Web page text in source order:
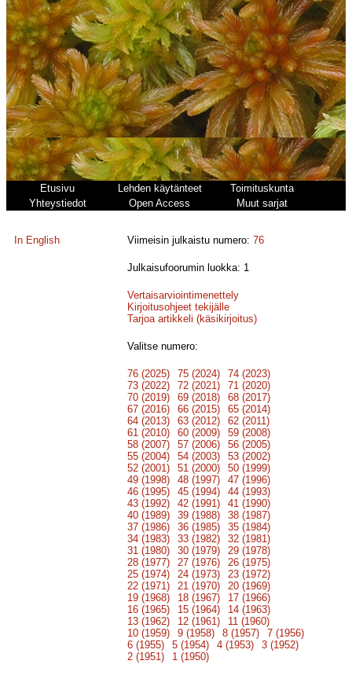
Etusivu Lehden käytänteet
Toimituskunta
Yhteystiedot
Open Access Muut sarjat
In English Viimeisin julkaistu numero:76
Julkaisufoorumin luokka: 1
Vertaisarviointimenettely
Kirjoitusohjeet tekijälle
Tarjoa artikkeli (käsikirjoitus)
Valitse numero:
76 (2025) 75 (2024)
74 (2023)
73 (2022)
72 (2021)
71 (2020)
70 (2019)
69 (2018)
68 (2017)
67 (2016)
66 (2015)
65 (2014)
64 (2013)
63 (2012)
62 (2011)
61 (2010)
60 (2009)
59 (2008)
58 (2007)
57 (2006)
56 (2005)
55 (2004)
54 (2003)
53 (2002)
52 (2001)
51 (2000)
50 (1999)
49 (1998)
48 (1997)
47 (1996)
46 (1995)
45 (1994)
44 (1993)
43 (1992)
42 (1991)
41 (1990)
40 (1989)
39 (1988)
38 (1987)
37 (1986)
36 (1985)
35 (1984)
34 (1983)
33 (1982)
32 (1981)
31 (1980)
30 (1979)
29 (1978)
28 (1977)
27 (1976)
26 (1975)
25 (1974)
24 (1973)
23 (1972)
22 (1971)
21 (1970)
20 (1969)
19 (1968)
18 (1967)
17 (1966)
16 (1965)
15 (1964)
14 (1963)
13 (1962)
12 (1961)
11 (1960)
10 (1959)
9 (1958) 8 (1957)
7 (1956)
6 (1955)
5 (1954) 4 (1953)
3 (1952)
2 (1951)
1 (1950)